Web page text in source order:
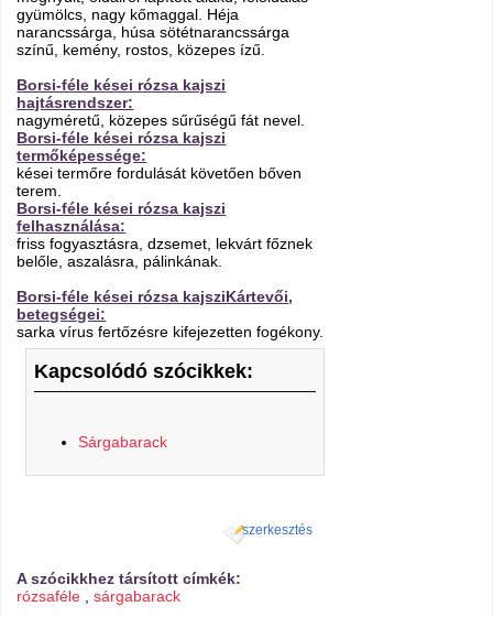
gyümölcs, nagy kőmaggal. Héja
narancssárga, húsa sötétnarancssárga
színű, kemény, rostos, közepes ízű.
Borsi-féle kései rózsa kajszi
hajtásrendszer:
nagyméretű, közepes sűrűségű fát nevel.
Borsi-féle kései rózsa kajszi
termőképessége:
kései termőre fordulását követően bőven
terem.
Borsi-féle kései rózsa kajszi
felhasználása:
friss fogyasztásra, dzsemet, lekvárt főznek
belőle, aszalásra, pálinkának.
Borsi-féle kései rózsa kajsziKártevői,
betegségei:
sarka vírus fertőzésre kifejezetten fogékony.
Kapcsolódó szócikkek:
Sárgabarack
szerkesztés
A szócikkhez társított címkék:
rózsaféle ,sárgabarack